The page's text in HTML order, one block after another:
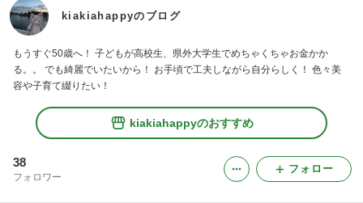
kiakiahappyのブログ
もうすぐ50歳へ！ 子どもが高校生、県外大学生でめちゃくちゃお金かか
る。。 でも綺麗でいたいから！ お手頃で工夫しながら自分らしく！ 色々美
容や子育て綴りたい！
kiakiahappyのおすすめ
38
フォロワー
フォロー